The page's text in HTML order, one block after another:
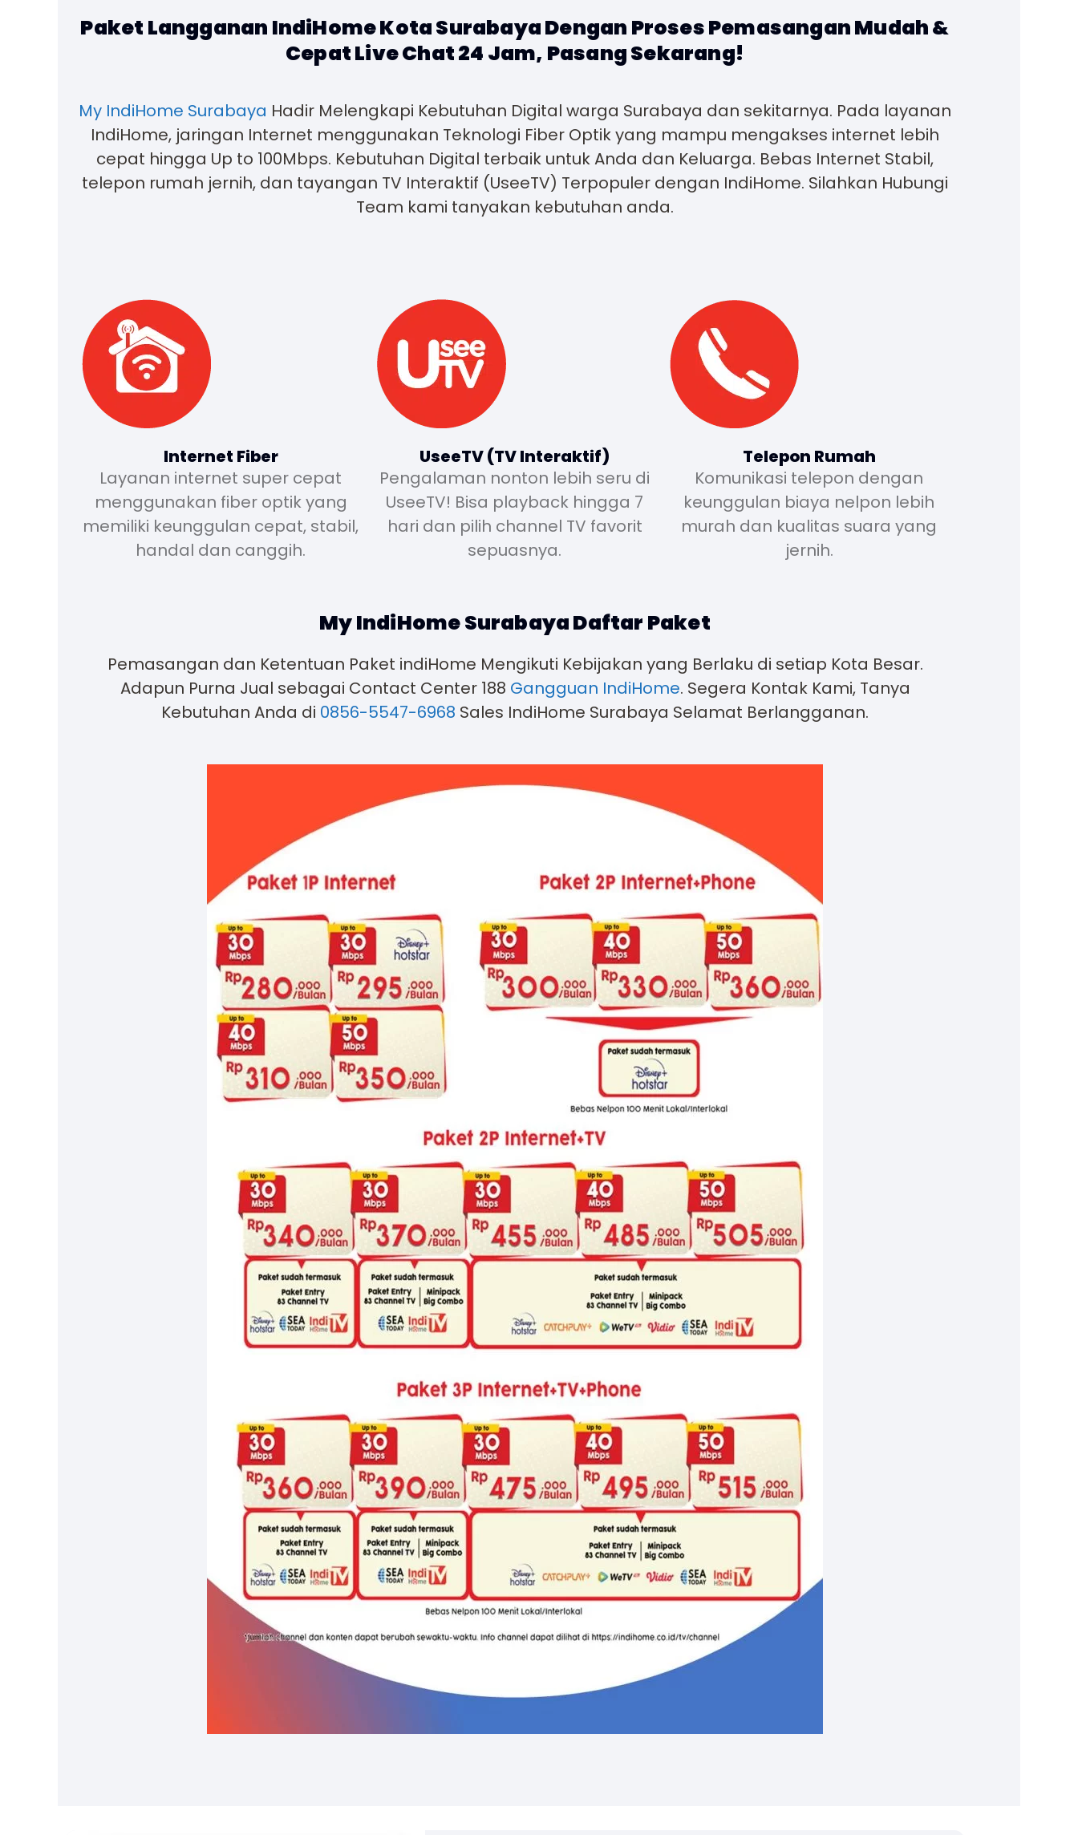
Paket Langganan IndiHome Kota Surabaya Dengan Proses Pemasangan Mudah &
Cepat Live Chat 24 Jam, Pasang Sekarang!
My IndiHome Surabaya Hadir Melengkapi Kebutuhan Digital warga Surabaya dan sekitarnya. Pada layanan
IndiHome, jaringan Internet menggunakan Teknologi Fiber Optik yang mampu mengakses internet lebih
cepat hingga Up to 100Mbps. Kebutuhan Digital terbaik untuk Anda dan Keluarga. Bebas Internet Stabil,
telepon rumah jernih, dan tayangan TV Interaktif (UseeTV) Terpopuler dengan IndiHome. Silahkan Hubungi
Team kami tanyakan kebutuhan anda.
Internet Fiber
Layanan internet super cepat
menggunakan fiber optik yang
memiliki keunggulan cepat, stabil,
handal dan canggih.
UseeTV (TV Interaktif)
Pengalaman nonton lebih seru di
UseeTV! Bisa playback hingga 7
hari dan pilih channel TV favorit
sepuasnya.
Telepon Rumah
Komunikasi telepon dengan
keunggulan biaya nelpon lebih
murah dan kualitas suara yang
jernih.
My IndiHome Surabaya Daftar Paket
Pemasangan dan Ketentuan Paket indiHome Mengikuti Kebijakan yang Berlaku di setiap Kota Besar.
Adapun Purna Jual sebagai Contact Center 188 Gangguan IndiHome. Segera Kontak Kami, Tanya
Kebutuhan Anda di 0856-5547-6968 Sales IndiHome Surabaya Selamat Berlangganan.